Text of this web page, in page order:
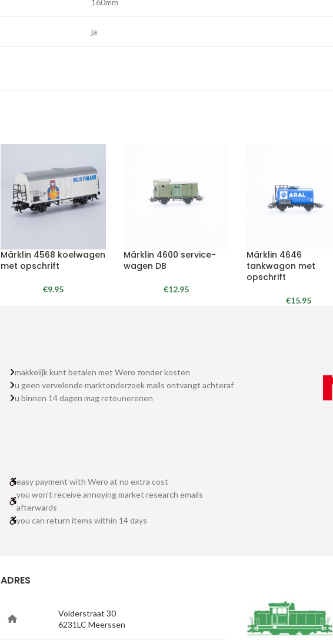
160mm
ja
Märklin 4568 koelwagen
met opschrift
€9.95
Märklin 4600 service-
wagen DB
€12.95
Märklin 4646
tankwagon met
opschrift
€15.95
makkelijk kunt betalen met Wero zonder kosten
u geen vervelende marktonderzoek mails ontvangt achteraf
u binnen 14 dagen mag retounerenen
easy payment with Wero at no extra cost
you won't receive annoying market research emails
afterwards
you can return items within 14 days
ADRES
Volderstraat 30
6231LC Meerssen